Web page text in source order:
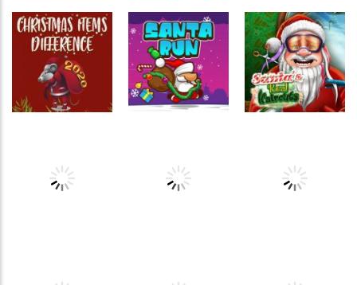
Passatempo
Baby Hazel
Christmas
Surprise
Coordenação
Motora
Cartoon Dash
Raciocínio
Lógico
Santa’s Quest
Relacionar
Diferenças de
itens de Natal
Coordenação
Motora
Santa Run
Cortes de
cabelo do
Papai Noel
Gingerbread
Baby Hazel